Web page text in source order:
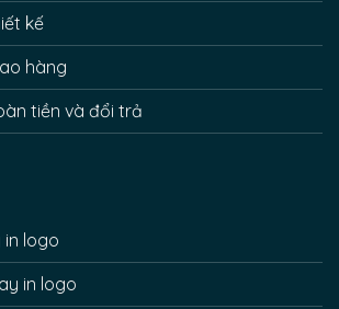
kế
hàng
tiền và đổi trả
logo
in logo